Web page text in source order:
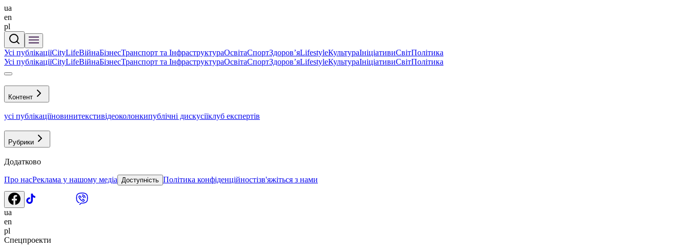
ua
en
pl
Усі публікаціїCityLifeВійнаБізнесТранспорт та ІнфраструктураОсвітаСпортЗдоровʼяLifestyleКультураІніціативиСвітПолітика
Усі публікаціїCityLifeВійнаБізнесТранспорт та ІнфраструктураОсвітаСпортЗдоровʼяLifestyleКультураІніціативиСвітПолітика
Контент
усі публікаціїновинитекстивідеоколонкипублічні дискусіїклуб експертів
Рубрики
Додатково
Про насРеклама у нашому медіа Доступність Політика конфіденційностізв'яжіться з нами
ua
en
pl
Спецпроекти